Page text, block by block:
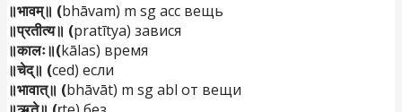
॥भावम्॥ (bhāvam) m sg acc вещь
॥प्रतीत्य॥ (pratītya) завися
॥कालः॥(kālas) время
॥चेद्॥ (ced) если
॥भावात्॥ (bhāvāt) m sg abl от вещи